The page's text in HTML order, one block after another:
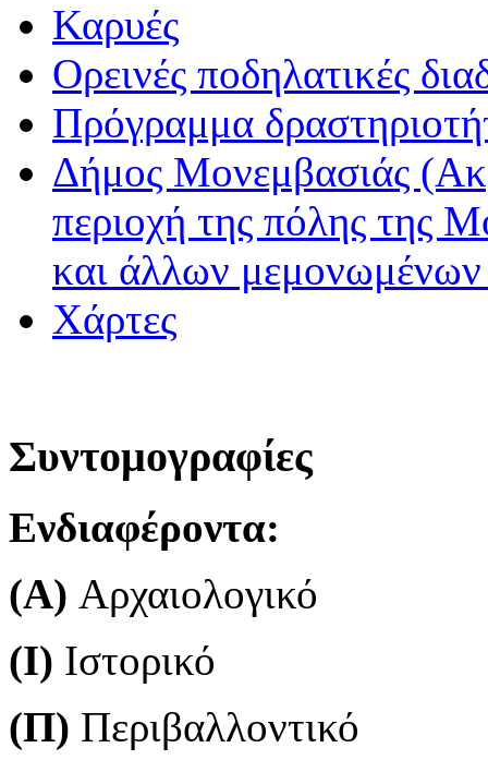
Καρυές
Ορεινές ποδηλατικές
Πρόγραμμα
Δήμος Μονεμβασιάς
περιοχή της πόλης της
και άλλων
Χάρτες
Συντομογραφίες
Ενδιαφέροντα:
(Α) Aρχαιολογικό
(Ι) Ιστορικό
(Π) Περιβαλλοντικό